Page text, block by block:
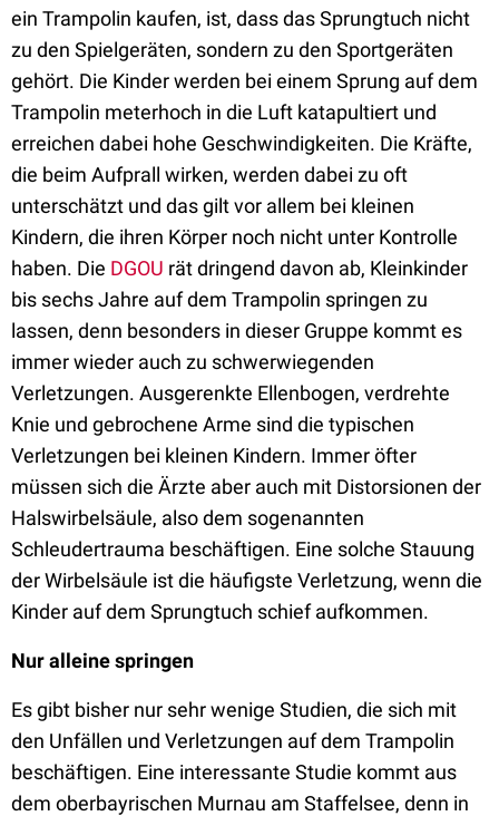
ein Trampolin kaufen, ist, dass das Sprungtuch nicht
zu den Spielgeräten, sondern zu den Sportgeräten
gehört. Die Kinder werden bei einem Sprung auf dem
Trampolin meterhoch in die Luft katapultiert und
erreichen dabei hohe Geschwindigkeiten. Die Kräfte,
die beim Aufprall wirken, werden dabei zu oft
unterschätzt und das gilt vor allem bei kleinen
Kindern, die ihren Körper noch nicht unter Kontrolle
haben. Die DGOU rät dringend davon ab, Kleinkinder
bis sechs Jahre auf dem Trampolin springen zu
lassen, denn besonders in dieser Gruppe kommt es
immer wieder auch zu schwerwiegenden
Verletzungen. Ausgerenkte Ellenbogen, verdrehte
Knie und gebrochene Arme sind die typischen
Verletzungen bei kleinen Kindern. Immer öfter
müssen sich die Ärzte aber auch mit Distorsionen der
Halswirbelsäule, also dem sogenannten
Schleudertrauma beschäftigen. Eine solche Stauung
der Wirbelsäule ist die häufigste Verletzung, wenn die
Kinder auf dem Sprungtuch schief aufkommen.
Nur alleine springen
Es gibt bisher nur sehr wenige Studien, die sich mit
den Unfällen und Verletzungen auf dem Trampolin
beschäftigen. Eine interessante Studie kommt aus
dem oberbayrischen Murnau am Staffelsee, denn in